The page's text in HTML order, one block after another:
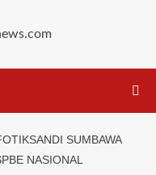
SUMBAWA
NASIONAL